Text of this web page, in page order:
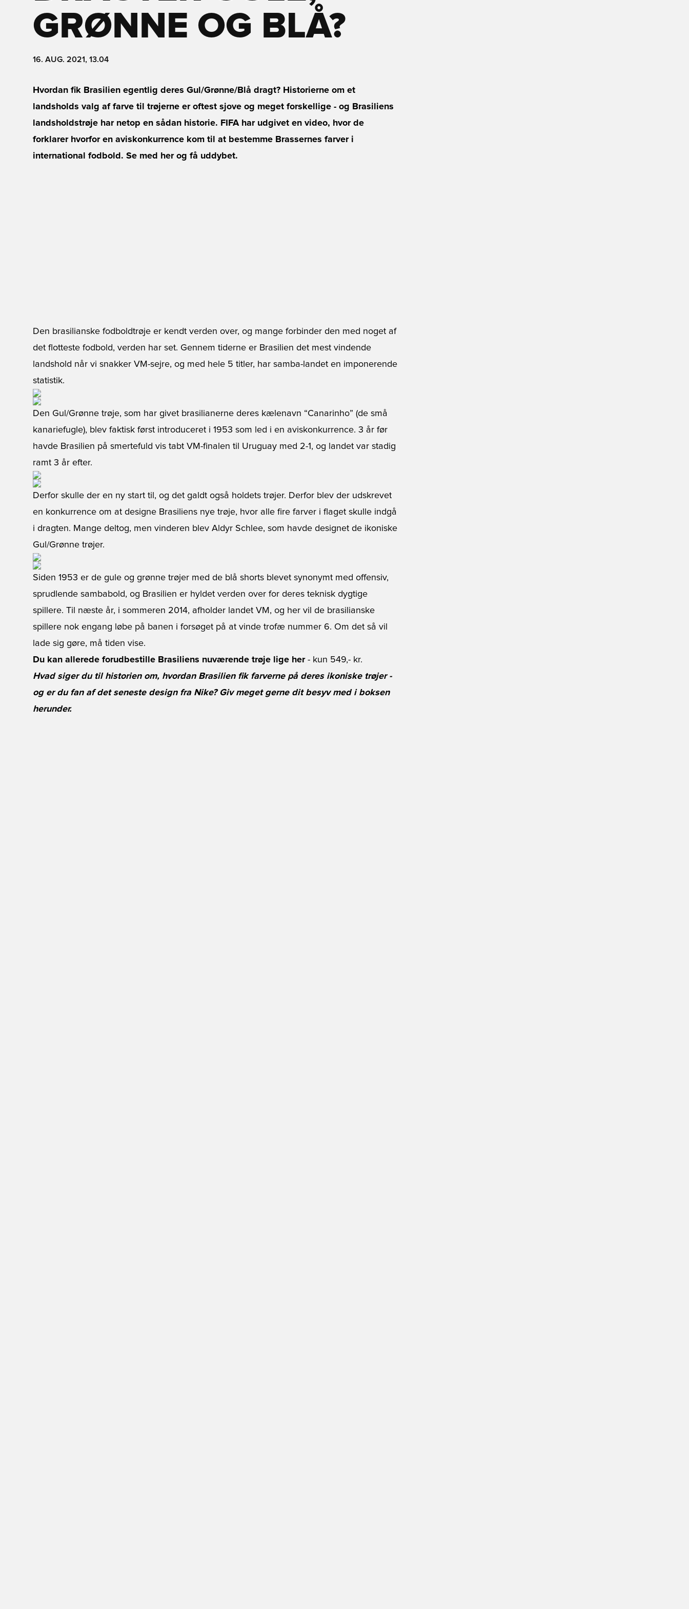
GRØNNE OG BLÅ?
16. AUG. 2021, 13.04
Hvordan fik Brasilien egentlig deres Gul/Grønne/Blå dragt? Historierne om et
landsholds valg af farve til trøjerne er oftest sjove og meget forskellige - og Brasiliens
landsholdstrøje har netop en sådan historie. FIFA har udgivet en video, hvor de
forklarer hvorfor en aviskonkurrence kom til at bestemme Brassernes farver i
international fodbold. Se med her og få uddybet.
Den brasilianske fodboldtrøje er kendt verden over, og mange forbinder den med noget af
det flotteste fodbold, verden har set. Gennem tiderne er Brasilien det mest vindende
landshold når vi snakker VM-sejre, og med hele 5 titler, har samba-landet en imponerende
statistik.
Den Gul/Grønne trøje, som har givet brasilianerne deres kælenavn “Canarinho” (de små
kanariefugle), blev faktisk først introduceret i 1953 som led i en aviskonkurrence. 3 år før
havde Brasilien på smertefuld vis tabt VM-finalen til Uruguay med 2-1, og landet var stadig
ramt 3 år efter.
Derfor skulle der en ny start til, og det galdt også holdets trøjer. Derfor blev der udskrevet
en konkurrence om at designe Brasiliens nye trøje, hvor alle fire farver i flaget skulle indgå
i dragten. Mange deltog, men vinderen blev Aldyr Schlee, som havde designet de ikoniske
Gul/Grønne trøjer.
Siden 1953 er de gule og grønne trøjer med de blå shorts blevet synonymt med offensiv,
sprudlende sambabold, og Brasilien er hyldet verden over for deres teknisk dygtige
spillere. Til næste år, i sommeren 2014, afholder landet VM, og her vil de brasilianske
spillere nok engang løbe på banen i forsøget på at vinde trofæ nummer 6. Om det så vil
lade sig gøre, må tiden vise.
Du kan allerede forudbestille Brasiliens nuværende trøje lige her- kun 549,- kr.
Hvad siger du til historien om, hvordan Brasilien fik farverne på deres ikoniske trøjer -
og er du fan af det seneste design fra Nike? Giv meget gerne dit besyv med i boksen
herunder.